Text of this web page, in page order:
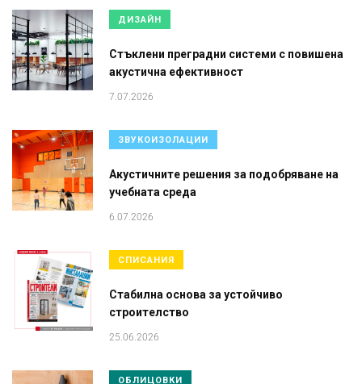
ДИЗАЙН
Стъклени преградни системи с повишена
акустична ефективност
7.07.2026
ЗВУКОИЗОЛАЦИИ
Акустичните решения за подобряване на
учебната среда
6.07.2026
СПИСАНИЯ
Стабилна основа за устойчиво
строителство
25.06.2026
ОБЛИЦОВКИ